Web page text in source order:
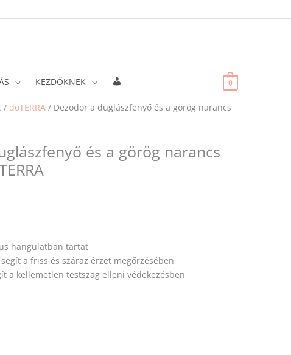
KEZDŐKNEK 0
/ doTERRA / Dezodor a duglászfenyő és a görög narancs
és a görög narancs
hangulatban tartat
a friss és száraz érzet megőrzésében
a kellemetlen testszag elleni védekezésben